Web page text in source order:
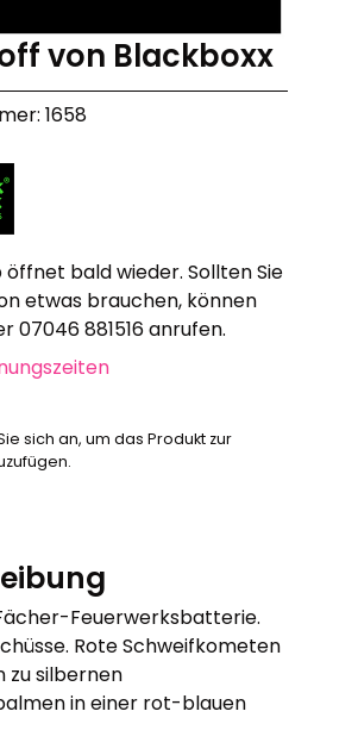
von Blackboxx
1658
öffnet bald wieder. Sollten Sie
etwas brauchen, können
07046 881516 anrufen.
sich an, um das Produkt zur
Feuerwerksbatterie.
Rote Schweifkometen
zu silbernen
in einer rot-blauen